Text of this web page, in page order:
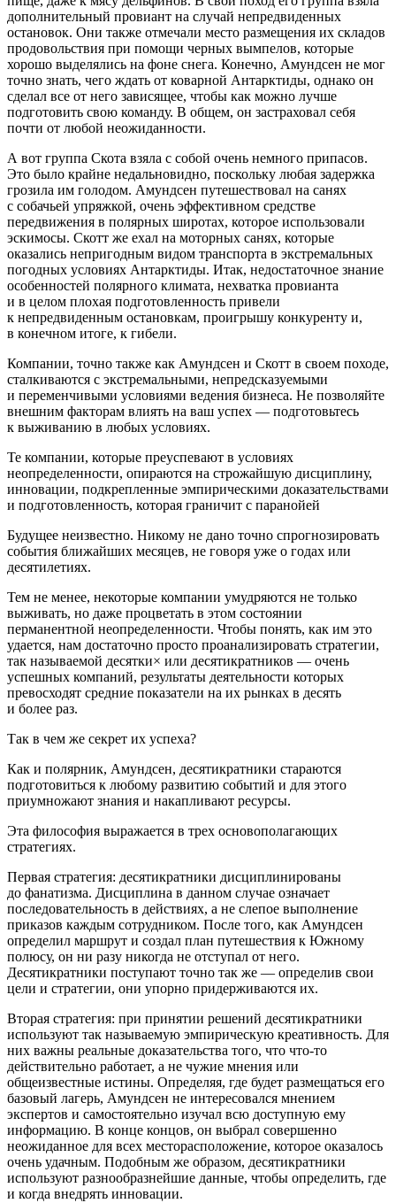
дополнительный провиант на случай непредвиденных
остановок. Они также отмечали место размещения их складов
продовольствия при помощи черных вымпелов, которые
хорошо выделялись на фоне снега. Конечно, Амундсен не мог
точно знать, чего ждать от коварной Антарктиды, однако он
сделал все от него зависящее, чтобы как можно лучше
подготовить свою команду. В общем, он застраховал себя
почти от любой неожиданности.
А вот группа Скота взяла с собой очень немного припасов.
Это было крайне недальновидно, поскольку любая задержка
грозила им голодом. Амундсен путешествовал на санях
с собачьей упряжкой, очень эффективном средстве
передвижения в полярных широтах, которое использовали
эскимосы. Скотт же ехал на моторных санях, которые
оказались непригодным видом транспорта в экстремальных
погодных условиях Антарктиды. Итак, недостаточное знание
особенностей полярного климата, нехватка провианта
и в целом плохая подготовленность привели
к непредвиденным остановкам, проигрышу конкуренту и,
в конечном итоге, к гибели.
Компании, точно также как Амундсен и Скотт в своем походе,
сталкиваются с экстремальными, непредсказуемыми
и переменчивыми условиями ведения бизнеса. Не позволяйте
внешним факторам влиять на ваш успех — подготовьтесь
к выживанию в любых условиях.
Те компании, которые преуспевают в условиях
неопределенности, опираются на строжайшую дисциплину,
инновации, подкрепленные эмпирическими доказательствами
и подготовленность, которая граничит с паранойей
Будущее неизвестно. Никому не дано точно спрогнозировать
события ближайших месяцев, не говоря уже о годах или
десятилетиях.
Тем не менее, некоторые компании умудряются не только
выживать, но даже процветать в этом состоянии
перманентной неопределенности. Чтобы понять, как им это
удается, нам достаточно просто проанализировать стратегии,
так называемой десятки× или десятикратников — очень
успешных компаний, результаты деятельности которых
превосходят средние показатели на их рынках в десять
и более раз.
Так в чем же секрет их успеха?
Как и полярник, Амундсен, десятикратники стараются
подготовиться к любому развитию событий и для этого
приумножают знания и накапливают ресурсы.
Эта философия выражается в трех основополагающих
стратегиях.
Первая стратегия: десятикратники дисциплинированы
до фанатизма. Дисциплина в данном случае означает
последовательность в действиях, а не слепое выполнение
приказов каждым сотрудником. После того, как Амундсен
определил маршрут и создал план путешествия к Южному
полюсу, он ни разу никогда не отступал от него.
Десятикратники поступают точно так же — определив свои
цели и стратегии, они упорно придерживаются их.
Вторая стратегия: при принятии решений десятикратники
используют так называемую эмпирическую креативность. Для
них важны реальные доказательства того, что что-то
действительно работает, а не чужие мнения или
общеизвестные истины. Определяя, где будет размещаться его
базовый лагерь, Амундсен не интересовался мнением
экспертов и самостоятельно изучал всю доступную ему
информацию. В конце концов, он выбрал совершенно
неожиданное для всех месторасположение, которое оказалось
очень удачным. Подобным же образом, десятикратники
используют разнообразнейшие данные, чтобы определить, где
и когда внедрять инновации.